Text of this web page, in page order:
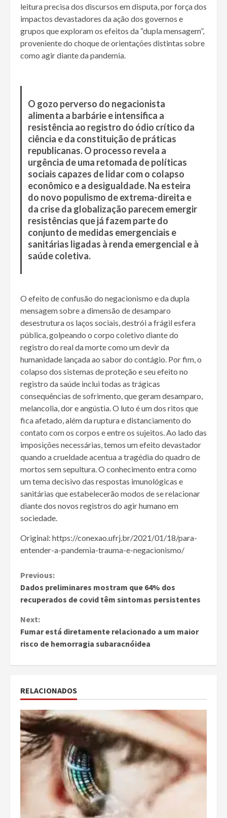
leitura precisa dos discursos em disputa, por força dos
impactos devastadores da ação dos governos e
grupos que exploram os efeitos da “dupla mensagem”,
proveniente do choque de orientações distintas sobre
como agir diante da pandemia.
O gozo perverso do negacionista
alimenta a barbárie e intensifica a
resistência ao registro do ódio crítico da
ciência e da constituição de práticas
republicanas. O processo revela a
urgência de uma retomada de políticas
sociais capazes de lidar com o colapso
econômico e a desigualdade. Na esteira
do novo populismo de extrema-direita e
da crise da globalização parecem emergir
resistências que já fazem parte do
conjunto de medidas emergenciais e
sanitárias ligadas à renda emergencial e à
saúde coletiva.
O efeito de confusão do negacionismo e da dupla
mensagem sobre a dimensão de desamparo
desestrutura os laços sociais, destrói a frágil esfera
pública, golpeando o corpo coletivo diante do
registro do real da morte como um devir da
humanidade lançada ao sabor do contágio. Por fim, o
colapso dos sistemas de proteção e seu efeito no
registro da saúde inclui todas as trágicas
consequências de sofrimento, que geram desamparo,
melancolia, dor e angústia. O luto é um dos ritos que
fica afetado, além da ruptura e distanciamento do
contato com os corpos e entre os sujeitos. Ao lado das
imposições necessárias, temos um efeito devastador
quando a crueldade acentua a tragédia do quadro de
mortos sem sepultura. O conhecimento entra como
um tema decisivo das respostas imunológicas e
sanitárias que estabelecerão modos de se relacionar
diante dos novos registros do agir humano em
sociedade.
Original: https://conexao.ufrj.br/2021/01/18/para-
entender-a-pandemia-trauma-e-negacionismo/
Continue
Reading
Previous:
Dados preliminares mostram que 64% dos
recuperados de covid têm sintomas persistentes
Next:
Fumar está diretamente relacionado a um maior
risco de hemorragia subaracnóidea
RELACIONADOS